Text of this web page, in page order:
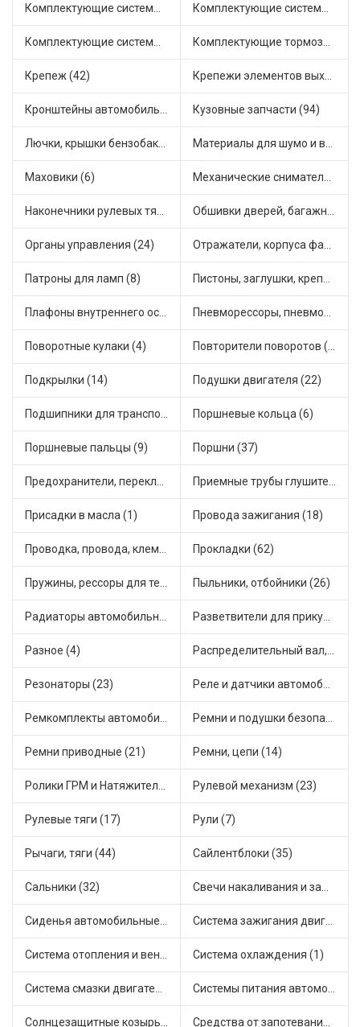
Комплектующие системы выпуска отработавших газов (30) Комплектующие системы отопления (32)
Комплектующие системы питания (14) Комплектующие тормозной системы (29)
Крепеж (42) Крепежи элементов выхлопной системы (7)
Кронштейны автомобильные (6) Кузовные запчасти (94)
Лючки, крышки бензобака (6) Материалы для шумо и виброизоляции (1)
Маховики (6) Механические сниматели (1)
Наконечники рулевых тяг (38) Обшивки дверей, багажника, потолков, накладки салона (37)
Органы управления (24) Отражатели, корпуса фар и фонарей (1)
Патроны для ламп (8) Пистоны, заглушки, крепежные элементы (14)
Плафоны внутреннего освещения (2) Пневморессоры, пневмоподушки (1)
Поворотные кулаки (4) Повторители поворотов (12)
Подкрылки (14) Подушки двигателя (22)
Подшипники для транспорта (66) Поршневые кольца (6)
Поршневые пальцы (9) Поршни (37)
Предохранители, переключатели, кнопки автомобильные (61) Приемные трубы глушителя (14)
Присадки в масла (1) Провода зажигания (18)
Проводка, провода, клеммы и разъемы (28) Прокладки (62)
Пружины, рессоры для техники (33) Пыльники, отбойники (26)
Радиаторы автомобильные (24) Разветвители для прикуривателя (3)
Разное (4) Распределительный вал, шестерни распределительного (10)
Резонаторы (23) Реле и датчики автомобильные (128)
Ремкомплекты автомобильные (93) Ремни и подушки безопасности (9)
Ремни приводные (21) Ремни, цепи (14)
Ролики ГРМ и Натяжители (19) Рулевой механизм (23)
Рулевые тяги (17) Рули (7)
Рычаги, тяги (44) Сайлентблоки (35)
Сальники (32) Свечи накаливания и зажигания (33)
Сиденья автомобильные (1) Система зажигания двигателя (5)
Система отопления и вентиляции (23) Система охлаждения (1)
Система смазки двигателя (20) Системы питания автомобиля (22)
Солнцезащитные козырьки для салона автомобиля (3) Средства от запотевания и размораживатели стекла (1)